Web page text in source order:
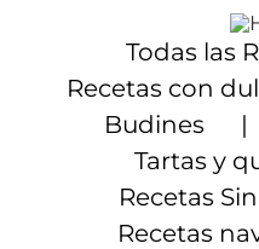
contenido
Todas las
Recetas con
Budines
Tartas y
Recetas
Recetas